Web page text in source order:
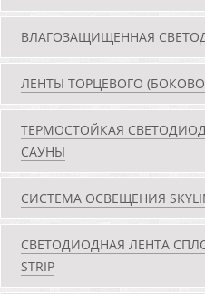
ВЛАГОЗАЩИЩЕННАЯ
ЛЕНТЫ ТОРЦЕВОГО
ТЕРМОСТОЙКАЯ
САУНЫ
СИСТЕМА ОСВЕЩЕНИЯ
СВЕТОДИОДНАЯ ЛЕНТА
STRIP